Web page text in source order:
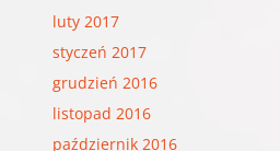
luty 2017
styczeń 2017
grudzień 2016
listopad 2016
październik 2016